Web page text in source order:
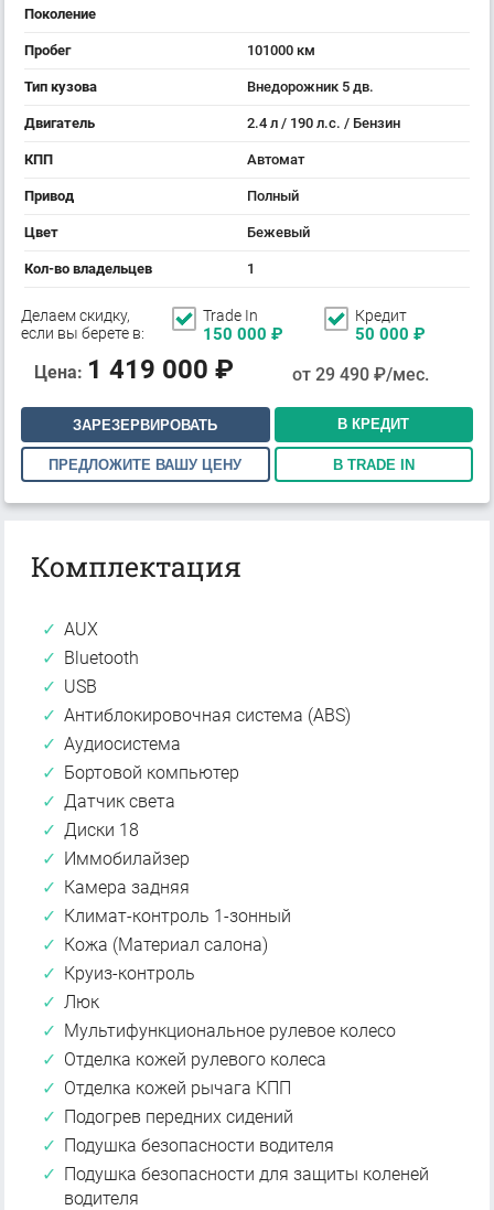
Поколение
Пробег 101000 км
Тип кузова Внедорожник 5 дв.
Двигатель 2.4 л / 190 л.с. / Бензин
КПП Автомат
Привод Полный
Цвет Бежевый
Кол-во владельцев 1
Делаем скидку,
если вы берете в:
Trade In
150 000 ₽
Кредит
50 000 ₽
Цена: 1 419 000 ₽ от 29 490₽/мес.
ЗАРЕЗЕРВИРОВАТЬ В КРЕДИТ
ПРЕДЛОЖИТЕ ВАШУ ЦЕНУ В TRADE IN
Комплектация
AUX
Bluetooth
USB
Антиблокировочная система (ABS)
Аудиосистема
Бортовой компьютер
Датчик света
Диски 18
Иммобилайзер
Камера задняя
Климат-контроль 1-зонный
Кожа (Материал салона)
Круиз-контроль
Люк
Мультифункциональное рулевое колесо
Отделка кожей рулевого колеса
Отделка кожей рычага КПП
Подогрев передних сидений
Подушка безопасности водителя
Подушка безопасности для защиты коленей
водителя